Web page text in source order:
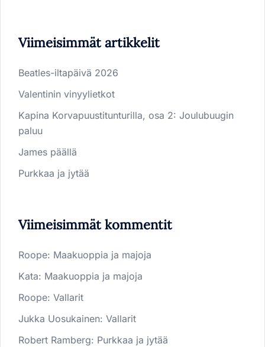
Viimeisimmät artikkelit
Beatles-iltapäivä 2026
Valentinin vinyylietkot
Kapina Korvapuustitunturilla, osa 2: Joulubuugin
paluu
James päällä
Purkkaa ja jytää
Viimeisimmät kommentit
Roope: Maakuoppia ja majoja
Kata: Maakuoppia ja majoja
Roope: Vallarit
Jukka Uosukainen: Vallarit
Robert Ramberg: Purkkaa ja jytää